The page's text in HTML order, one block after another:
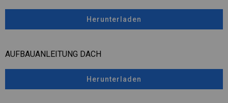
Herunterladen
AUFBAUANLEITUNG DACH
Herunterladen